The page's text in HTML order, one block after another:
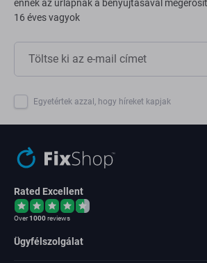
ennek az űrlapnak a benyújtásával
16 éves vagyok
Egyetértek azzal, hogy híreket kapjak
Rated Excellent
Over1000reviews
Ügyfélszolgálat